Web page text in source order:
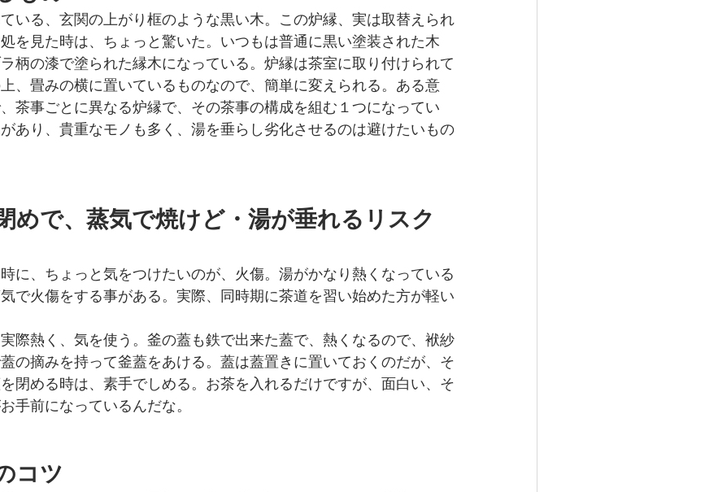
いる、玄関の上がり框のような黒い木。この炉縁、実は取替えられ
を見た時は、ちょっと驚いた。いつもは普通に黒い塗装された木
柄の漆で塗られた縁木になっている。炉縁は茶室に取り付けられて
、畳みの横に置いているものなので、簡単に変えられる。ある意
茶事ごとに異なる炉縁で、その茶事の構成を組む１つになってい
あり、貴重なモノも多く、湯を垂らし劣化させるのは避けたいもの
めで、蒸気で焼けど・湯が垂れるリスク
に、ちょっと気をつけたいのが、火傷。湯がかなり熱くなっている
で火傷をする事がある。実際、同時期に茶道を習い始めた方が軽い
際熱く、気を使う。釜の蓋も鉄で出来た蓋で、熱くなるので、袱紗
蓋の摘みを持って釜蓋をあける。蓋は蓋置きに置いておくのだが、そ
閉める時は、素手でしめる。お茶を入れるだけですが、面白い、そ
手前になっているんだな。
コツ